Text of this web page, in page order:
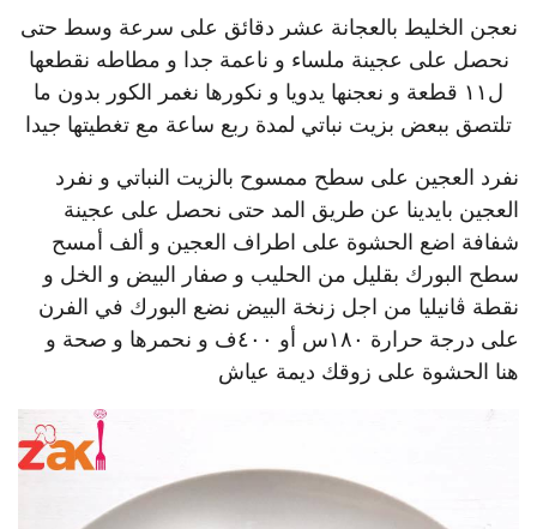
نعجن الخليط بالعجانة عشر دقائق على سرعة وسط حتى
نحصل على عجينة ملساء و ناعمة جدا و مطاطه نقطعها
ل١١ قطعة و نعجنها يدويا و نكورها نغمر الكور بدون ما
تلتصق ببعض بزيت نباتي لمدة ربع ساعة مع تغطيتها جيدا
نفرد العجين على سطح ممسوح بالزيت النباتي و نفرد
العجين بايدينا عن طريق المد حتى نحصل على عجينة
شفافة اضع الحشوة على اطراف العجين و ألف أمسح
سطح البورك بقليل من الحليب و صفار البيض و الخل و
نقطة ڤانيليا من اجل زنخة البيض نضع البورك في الفرن
على درجة حرارة ١٨٠س أو ٤٠٠ف و نحمرها و صحة و
هنا الحشوة على زوقك ديمة عياش